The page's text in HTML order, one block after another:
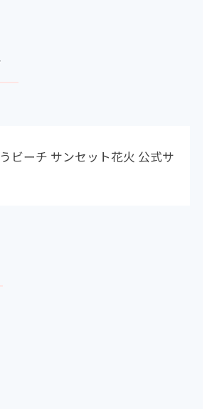
ビーチ サンセット花火 公式サ